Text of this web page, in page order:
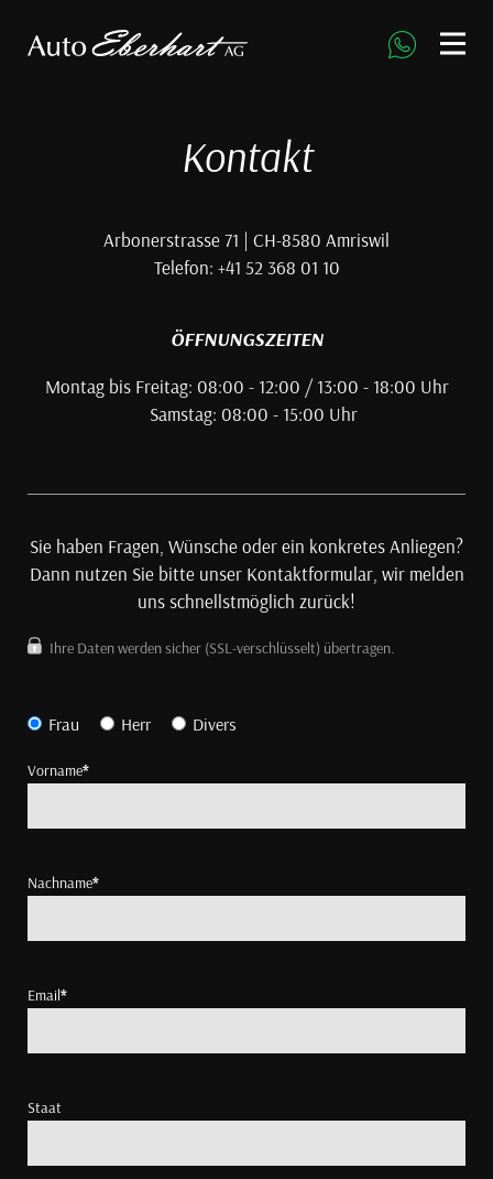
Kontakt
Arbonerstrasse 71 | CH-8580 Amriswil
Telefon: +41 52 368 01 10
ÖFFNUNGSZEITEN
Montag bis Freitag: 08:00 - 12:00 / 13:00 - 18:00 Uhr
Samstag: 08:00 - 15:00 Uhr
Sie haben Fragen, Wünsche oder ein konkretes Anliegen?
Dann nutzen Sie bitte unser Kontaktformular, wir melden
uns schnellstmöglich zurück!
Ihre Daten werden sicher (SSL-verschlüsselt) übertragen.
Frau Herr Divers
Vorname*
Nachname*
Email*
Staat